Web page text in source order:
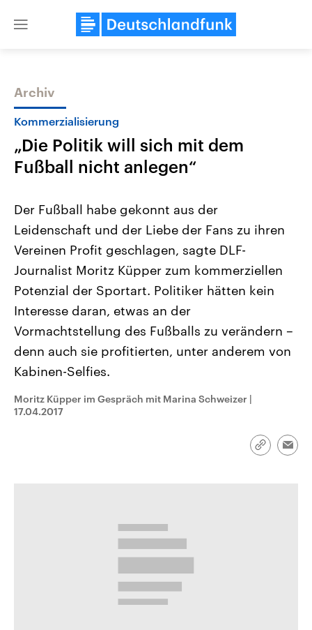
Close
Themen
Landtagswahl Sachsen-Anhalt
2026
Alle Informationen
Sachsen-Anhalt wählt am 6.
September 2026 einen neuen
Landtag. Seit 2021 wird das
Bundesland von einer Koalition aus
Umfragen, Prognosen,
Wahlprogramme, aktuelle Berichte
und Hintergründe zu den Parteien
und Kandidaten der anstehenden
Wahl.
Aktuelle Beiträge,
Hintergründe
Wirtschaftlich und
gehören die Vereinigten
den mächtigsten Ländern
mit großem Einfluss auf
Sendungen Programm Podcasts
Archiv
Kommerzialisierung
„Die Politik will sich mit dem
Fußball nicht anlegen“
Der Fußball habe gekonnt aus der
Leidenschaft und der Liebe der Fans zu ihren
Vereinen Profit geschlagen, sagte DLF-
Journalist Moritz Küpper zum kommerziellen
Potenzial der Sportart. Politiker hätten kein
Interesse daran, etwas an der
Vormachtstellung des Fußballs zu verändern –
denn auch sie profitierten, unter anderem von
Kabinen-Selfies.
Moritz Küpper im Gespräch mit Marina Schweizer |
17.04.2017
Link